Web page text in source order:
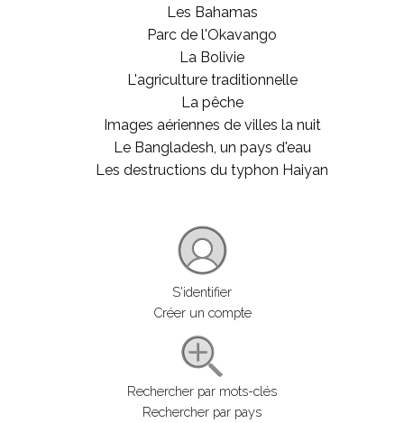
Les Bahamas
Parc de l'Okavango
La Bolivie
L'agriculture traditionnelle
La pêche
Images aériennes de villes la nuit
Le Bangladesh, un pays d'eau
Les destructions du typhon Haiyan
S'identifier
Créer un compte
Rechercher par mots-clés
Rechercher par pays